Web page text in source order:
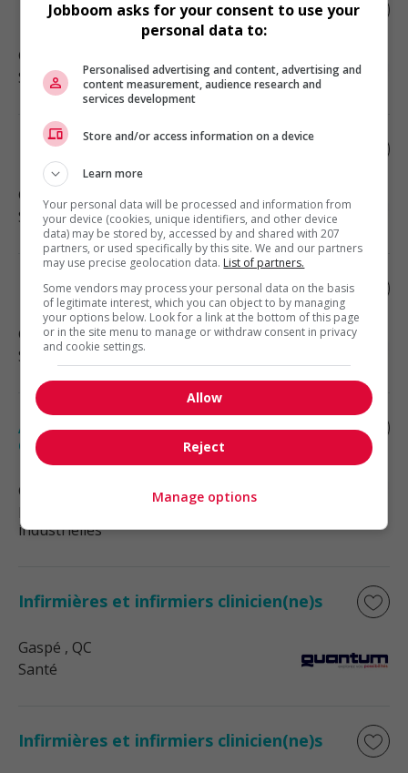
Inhalothérapeute
Gaspé
Santé
Inhalothérapeute
Gaspé
Santé
Inhalothérapeute
Gaspé, QC
Santé
Agent(e) de relations humaines — région
de l'abitibi
Gaspé
industrielles
Infirmières et infirmiers clinicien(ne)s
Gaspé , QC
Santé
Infirmières et infirmiers clinicien(ne)s
Jobboom asks for your consent to use your
personal data to:
Personalised advertising and content, advertising and
content measurement, audience research and
services development
Store and/or access information on a device
Learn more
Your personal data will be processed and information from
your device (cookies, unique identifiers, and other device
data) may be stored by, accessed by and shared with 207
partners, or used specifically by this site. We and our partners
may use precise geolocation data. List of partners.
Some vendors may process your personal data on the basis
of legitimate interest, which you can object to by managing
your options below. Look for a link at the bottom of this page
or in the site menu to manage or withdraw consent in privacy
and cookie settings.
Allow
Reject
Manage options